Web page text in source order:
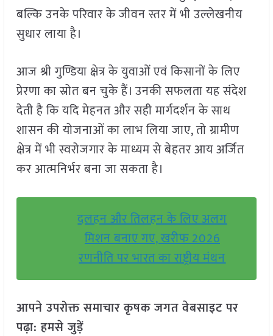
बल्कि उनके परिवार के जीवन स्तर में भी उल्लेखनीय
सुधार लाया है।
आज श्री गुण्डिया क्षेत्र के युवाओं एवं किसानों के लिए
प्रेरणा का स्रोत बन चुके हैं। उनकी सफलता यह संदेश
देती है कि यदि मेहनत और सही मार्गदर्शन के साथ
शासन की योजनाओं का लाभ लिया जाए, तो ग्रामीण
क्षेत्र में भी स्वरोजगार के माध्यम से बेहतर आय अर्जित
कर आत्मनिर्भर बना जा सकता है।
दलहन और तिलहन के लिए अलग
मिशन बनाए गए, खरीफ 2026
रणनीति पर भारत का राष्ट्रीय मंथन
आपने उपरोक्त समाचार कृषक जगत वेबसाइट पर
पढ़ा: हमसे जुड़ें